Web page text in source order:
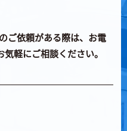
ご依頼がある際は、 お電
軽にご相談ください。